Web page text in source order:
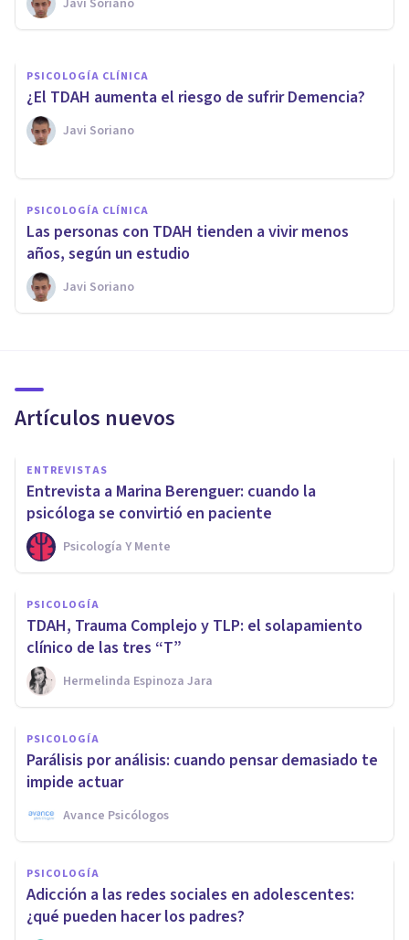
Javi Soriano
Javi Soriano
PSICOLOGÍA CLÍNICA
¿El TDAH aumenta el riesgo de sufrir Demencia?
Javi Soriano
PSICOLOGÍA CLÍNICA
Las personas con TDAH tienden a vivir menos
años, según un estudio
Javi Soriano
Artículos nuevos
ENTREVISTAS
Entrevista a Marina Berenguer: cuando la
psicóloga se convirtió en paciente
Psicología Y Mente
PSICOLOGÍA
TDAH, Trauma Complejo y TLP: el solapamiento
clínico de las tres “T”
Hermelinda Espinoza Jara
PSICOLOGÍA
Parálisis por análisis: cuando pensar demasiado te
impide actuar
Avance Psicólogos
PSICOLOGÍA
Adicción a las redes sociales en adolescentes:
¿qué pueden hacer los padres?